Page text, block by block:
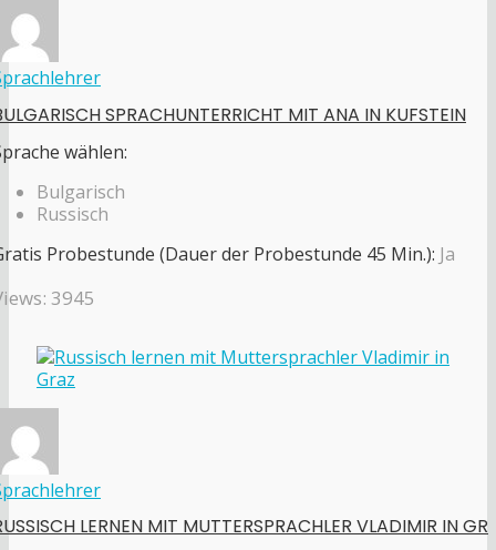
SPRACHUNTERRICHT MIT ANA IN KUFSTEIN
wählen:
Bulgarisch
Russisch
Probestunde (Dauer der Probestunde 45 Min.): Ja
3945
LERNEN MIT MUTTERSPRACHLER VLADIMIR IN GR